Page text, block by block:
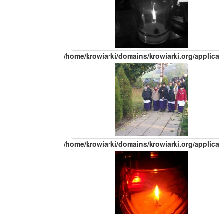
/home/krowiarki/domains/krowiarki.org/
/home/krowiarki/domains/krowiarki.org/